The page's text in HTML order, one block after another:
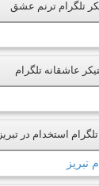
تلگرام ترنم عشق
عاشقانه تلگرام
استخدام در تبریز